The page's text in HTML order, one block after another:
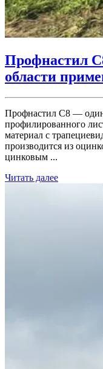
Профнастил
области
Профнастил С8 —
профилированного
материал с
производится из
цинковым ...
Читать далее